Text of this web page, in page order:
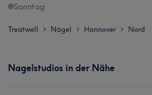
Sonntag
Treatwell > Nägel > Hannover > Nord
Nagelstudios in der Nähe